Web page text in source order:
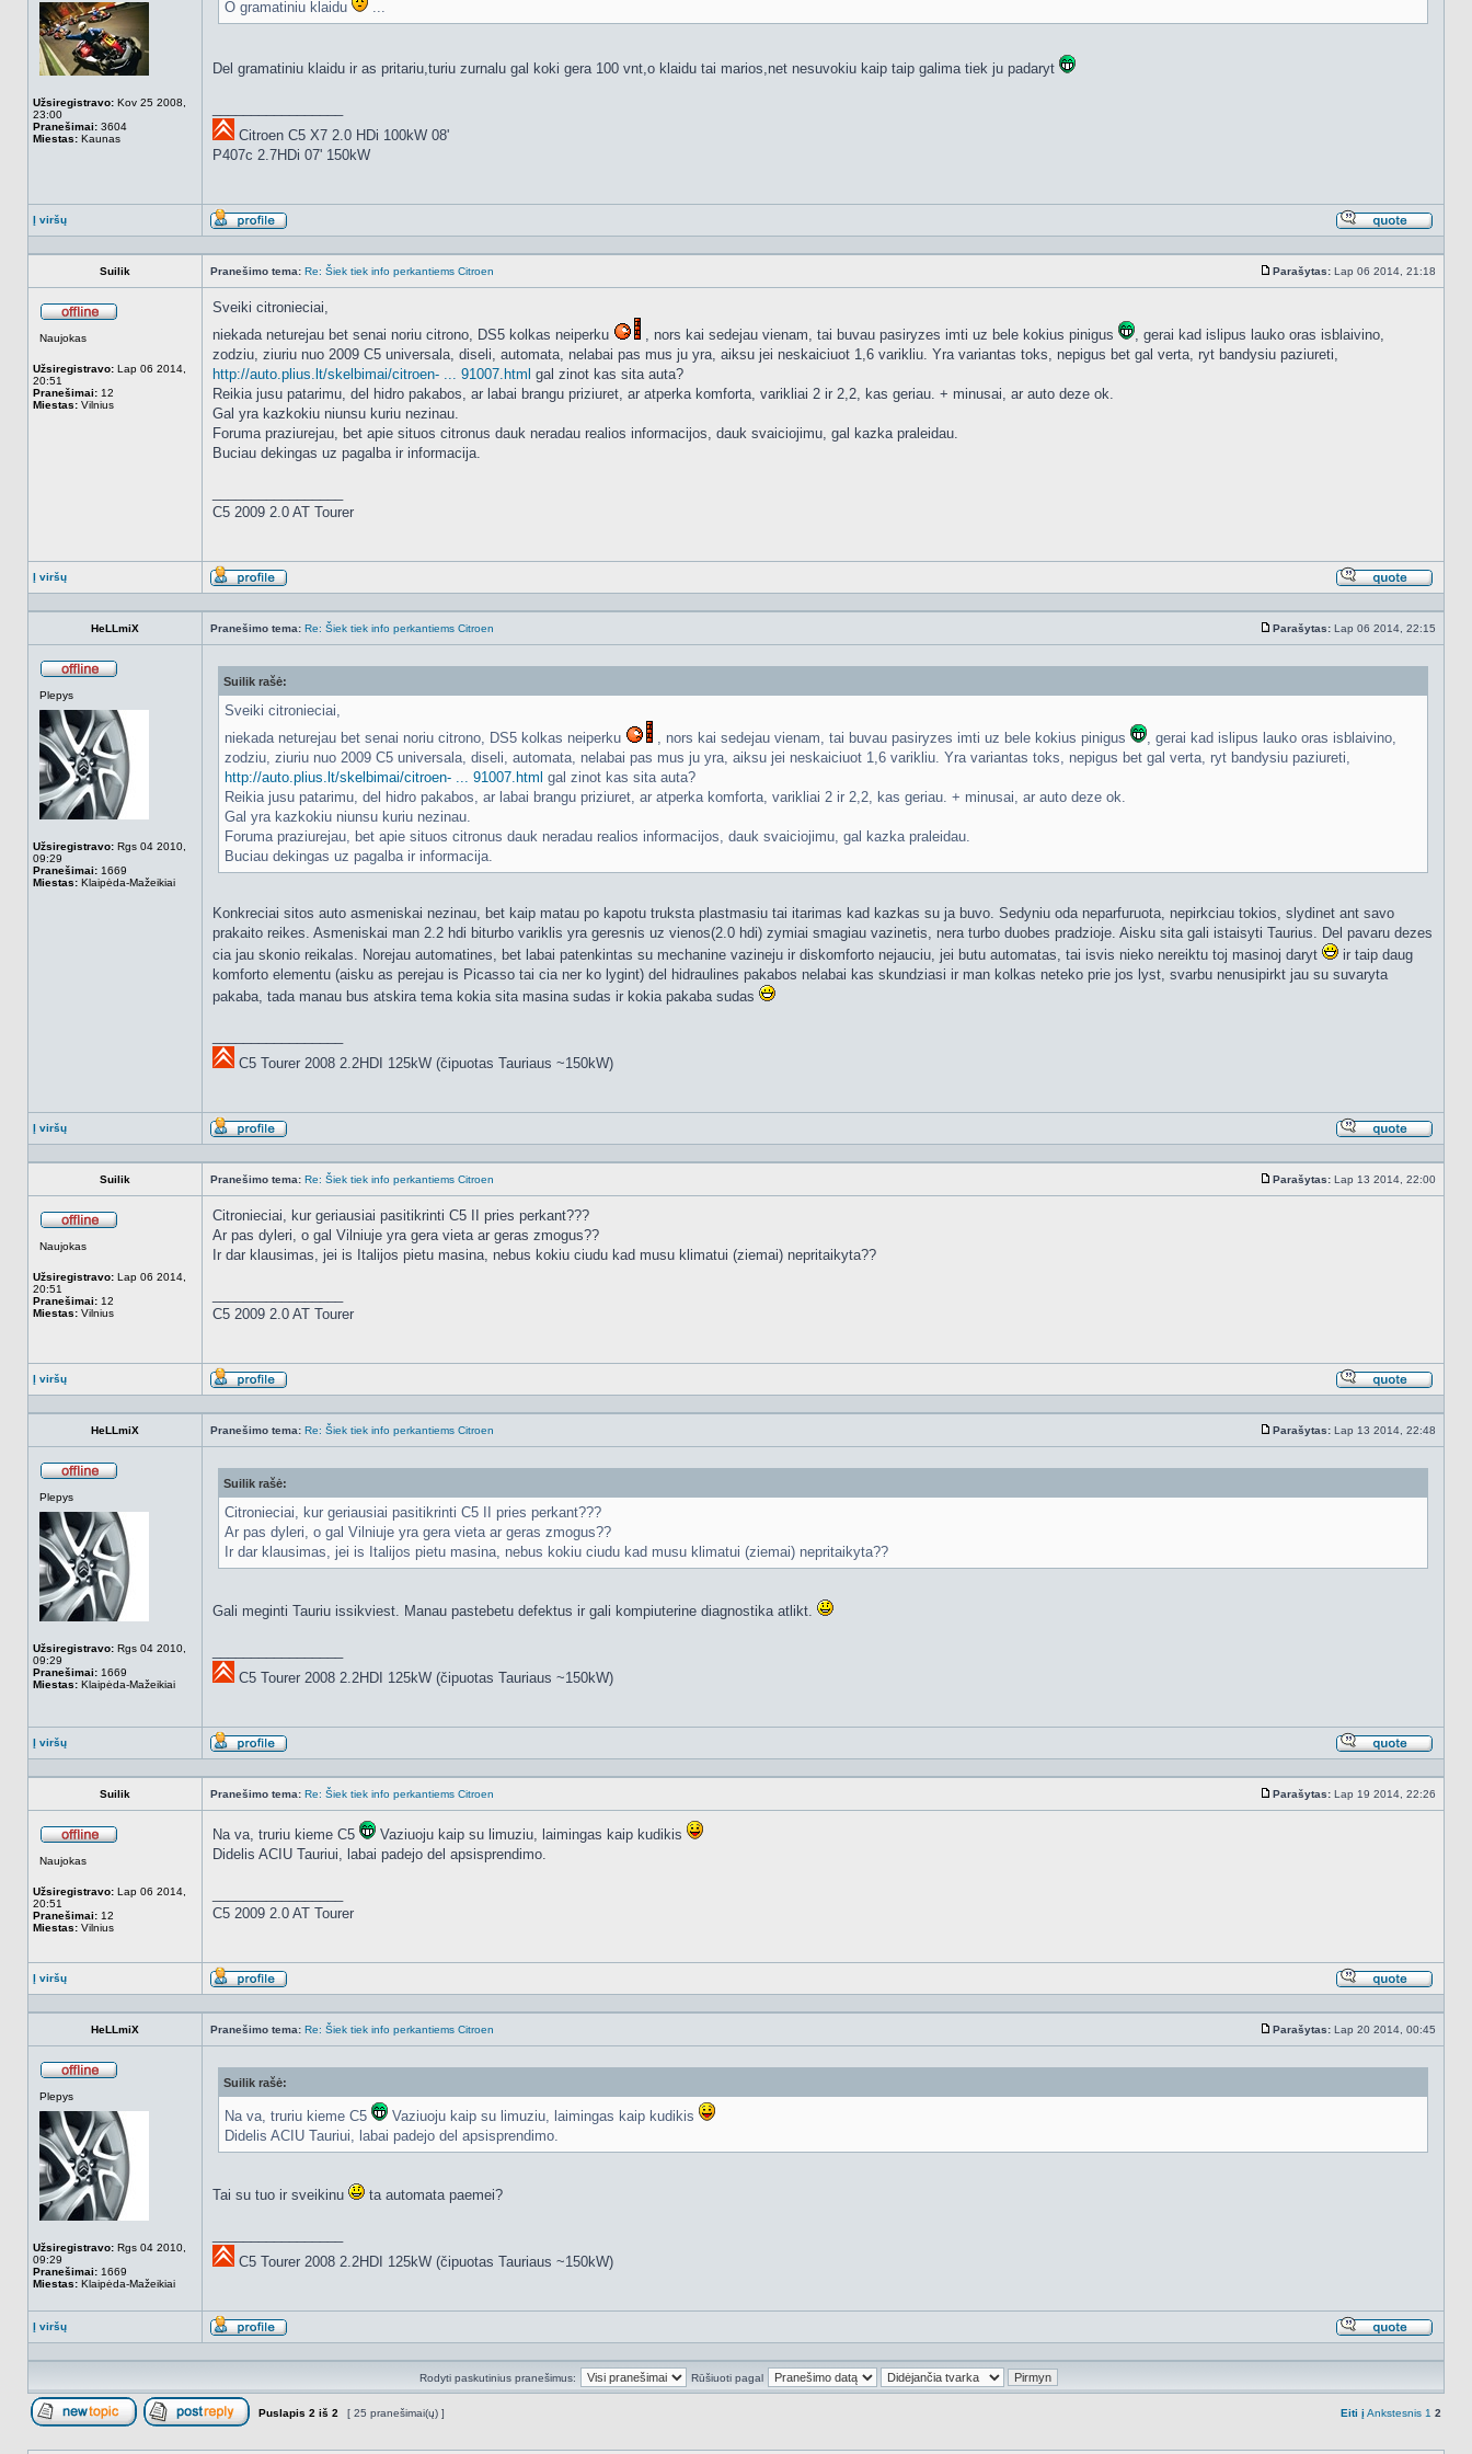
Užsiregistravo: Kov 25 2008,
23:00
Pranešimai: 3604
Miestas: Kaunas
O gramatiniu klaidu ...
Del gramatiniu klaidu ir as pritariu,turiu zurnalu gal koki gera 100 vnt,o klaidu tai marios,net nesuvokiu kaip taip galima tiek ju padaryt
Citroen C5 X7 2.0 HDi 100kW 08'
P407c 2.7HDi 07' 150kW
Į viršų
Aprašymas
Atsakyti
Suilik
Pranešimo tema: Re: Šiek tiek info perkantiems Citroen
Standartinė
Parašytas: Lap 06 2014, 21:18
Naujokas
Užsiregistravo: Lap 06 2014,
20:51
Pranešimai: 12
Miestas: Vilnius
Sveiki citronieciai,
niekada neturejau bet senai noriu citrono, DS5 kolkas neiperku
, nors kai sedejau vienam, tai buvau pasiryzes imti uz bele kokius pinigus
, gerai kad islipus lauko oras isblaivino,
zodziu, ziuriu nuo 2009 C5 universala, diseli, automata, nelabai pas mus ju yra, aiksu jei neskaiciuot 1,6 varikliu. Yra variantas toks, nepigus bet gal verta, ryt bandysiu paziureti,
http://auto.plius.lt/skelbimai/citroen- ... 91007.html gal zinot kas sita auta?
Reikia jusu patarimu, del hidro pakabos, ar labai brangu priziuret, ar atperka komforta, varikliai 2 ir 2,2, kas geriau. + minusai, ar auto deze ok.
Gal yra kazkokiu niunsu kuriu nezinau.
Foruma praziurejau, bet apie situos citronus dauk neradau realios informacijos, dauk svaiciojimu, gal kazka praleidau.
Buciau dekingas uz pagalba ir informacija.
C5 2009 2.0 AT Tourer
Į viršų
Aprašymas
Atsakyti
HeLLmiX
Pranešimo tema: Re: Šiek tiek info perkantiems Citroen
Standartinė
Parašytas: Lap 06 2014, 22:15
Plepys
Užsiregistravo: Rgs 04 2010,
09:29
Pranešimai: 1669
Miestas: Klaipėda-Mažeikiai
Suilik rašė:
Sveiki citronieciai,
niekada neturejau bet senai noriu citrono, DS5 kolkas neiperku
, nors kai sedejau vienam, tai buvau pasiryzes imti uz bele kokius pinigus
, gerai kad islipus lauko oras isblaivino,
zodziu, ziuriu nuo 2009 C5 universala, diseli, automata, nelabai pas mus ju yra, aiksu jei neskaiciuot 1,6 varikliu. Yra variantas toks, nepigus bet gal verta, ryt bandysiu paziureti,
http://auto.plius.lt/skelbimai/citroen- ... 91007.html gal zinot kas sita auta?
Reikia jusu patarimu, del hidro pakabos, ar labai brangu priziuret, ar atperka komforta, varikliai 2 ir 2,2, kas geriau. + minusai, ar auto deze ok.
Gal yra kazkokiu niunsu kuriu nezinau.
Foruma praziurejau, bet apie situos citronus dauk neradau realios informacijos, dauk svaiciojimu, gal kazka praleidau.
Buciau dekingas uz pagalba ir informacija.
Konkreciai sitos auto asmeniskai nezinau, bet kaip matau po kapotu truksta plastmasiu tai itarimas kad kazkas su ja buvo. Sedyniu oda neparfuruota, nepirkciau tokios, slydinet ant savo
prakaito reikes. Asmeniskai man 2.2 hdi biturbo variklis yra geresnis uz vienos(2.0 hdi) zymiai smagiau vazinetis, nera turbo duobes pradzioje. Aisku sita gali istaisyti Taurius. Del pavaru dezes
cia jau skonio reikalas. Norejau automatines, bet labai patenkintas su mechanine vazineju ir diskomforto nejauciu, jei butu automatas, tai isvis nieko nereiktu toj masinoj daryt
ir taip daug
komforto elementu (aisku as perejau is Picasso tai cia ner ko lygint) del hidraulines pakabos nelabai kas skundziasi ir man kolkas neteko prie jos lyst, svarbu nenusipirkt jau su suvaryta
pakaba, tada manau bus atskira tema kokia sita masina sudas ir kokia pakaba sudas
C5 Tourer 2008 2.2HDI 125kW (čipuotas Tauriaus ~150kW)
Į viršų
Aprašymas
Atsakyti
Suilik
Pranešimo tema: Re: Šiek tiek info perkantiems Citroen
Standartinė
Parašytas: Lap 13 2014, 22:00
Naujokas
Užsiregistravo: Lap 06 2014,
20:51
Pranešimai: 12
Miestas: Vilnius
Citronieciai, kur geriausiai pasitikrinti C5 II pries perkant???
Ar pas dyleri, o gal Vilniuje yra gera vieta ar geras zmogus??
Ir dar klausimas, jei is Italijos pietu masina, nebus kokiu ciudu kad musu klimatui (ziemai) nepritaikyta??
C5 2009 2.0 AT Tourer
Į viršų
Aprašymas
Atsakyti
HeLLmiX
Pranešimo tema: Re: Šiek tiek info perkantiems Citroen
Standartinė
Parašytas: Lap 13 2014, 22:48
Plepys
Užsiregistravo: Rgs 04 2010,
09:29
Pranešimai: 1669
Miestas: Klaipėda-Mažeikiai
Suilik rašė:
Citronieciai, kur geriausiai pasitikrinti C5 II pries perkant???
Ar pas dyleri, o gal Vilniuje yra gera vieta ar geras zmogus??
Ir dar klausimas, jei is Italijos pietu masina, nebus kokiu ciudu kad musu klimatui (ziemai) nepritaikyta??
Gali meginti Tauriu issikviest. Manau pastebetu defektus ir gali kompiuterine diagnostika atlikt.
C5 Tourer 2008 2.2HDI 125kW (čipuotas Tauriaus ~150kW)
Į viršų
Aprašymas
Atsakyti
Suilik
Pranešimo tema: Re: Šiek tiek info perkantiems Citroen
Standartinė
Parašytas: Lap 19 2014, 22:26
Naujokas
Užsiregistravo: Lap 06 2014,
20:51
Pranešimai: 12
Miestas: Vilnius
Na va, truriu kieme C5
Vaziuoju kaip su limuziu, laimingas kaip kudikis
Didelis ACIU Tauriui, labai padejo del apsisprendimo.
C5 2009 2.0 AT Tourer
Į viršų
Aprašymas
Atsakyti
HeLLmiX
Pranešimo tema: Re: Šiek tiek info perkantiems Citroen
Standartinė
Parašytas: Lap 20 2014, 00:45
Plepys
Užsiregistravo: Rgs 04 2010,
09:29
Pranešimai: 1669
Miestas: Klaipėda-Mažeikiai
Suilik rašė:
Na va, truriu kieme C5
Vaziuoju kaip su limuziu, laimingas kaip kudikis
Didelis ACIU Tauriui, labai padejo del apsisprendimo.
Tai su tuo ir sveikinu ta automata paemei?
C5 Tourer 2008 2.2HDI 125kW (čipuotas Tauriaus ~150kW)
Į viršų
Aprašymas
Atsakyti
Rodyti paskutinius pranešimus:
Rūšiuoti pagal
Puslapis 2 iš 2 [ 25 pranešimai(ų) ] Eiti į Ankstesnis 1 2